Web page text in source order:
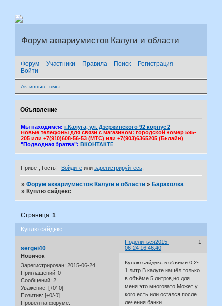
Форум аквариумистов Калуги и области
Форум Участники Правила Поиск
Регистрация
Войти
Активные темы
Объявление
Мы находимся: г.Калуга, ул. Дзержинского 92 корпус 2
Новые телефоны для связи с магазином: городской номер 595-
205 или +7(910)608-56-53 (МТС) или +7(903)6365205 (Билайн)
"Подводная братва": ВКОНТАКТЕ
Привет, Гость! Войдитеили зарегистрируйтесь.
»Форум аквариумистов Калуги и области » Барахолка
» Куплю сайдекс
Куплю сайдекс
Страница:1
Поделиться 1
2015-
06-24 16:46:40
sergei40
Новичок
Зарегистрирован: 2015-06-24
Приглашений: 0
Сообщений: 2
Уважение: [+0/-0]
Позитив: [+0/-0]
Провел на форуме:
Куплю сайдекс в объёме 0.2-
1 литр.В калуге нашёл только
в объёме 5 литров,но для
меня это многовато.Может у
кого есть или остался после
лечения банки.